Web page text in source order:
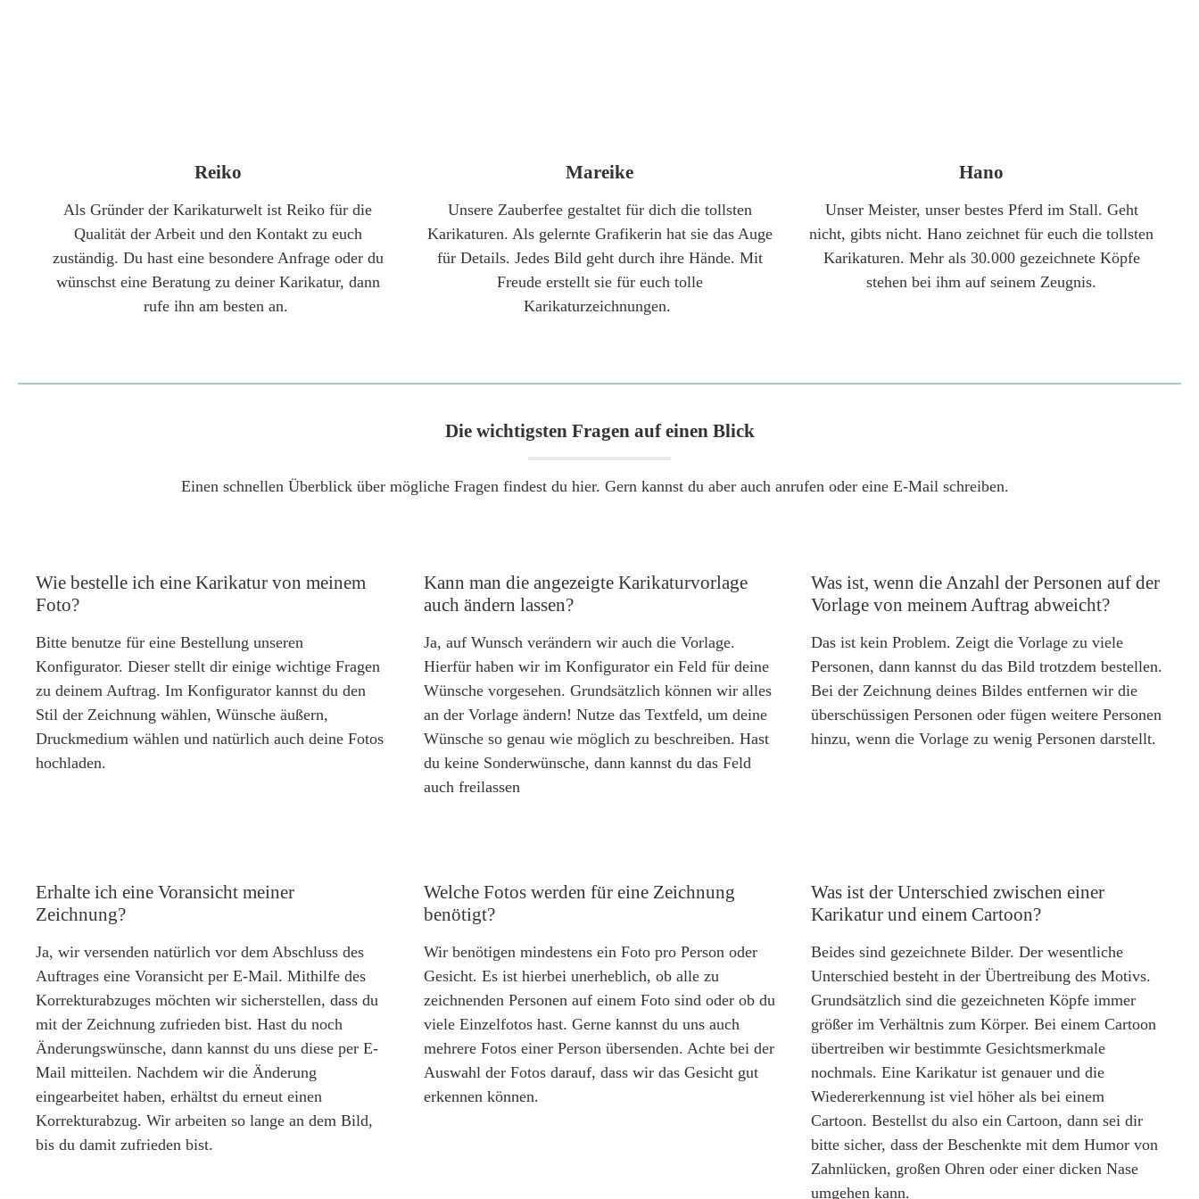
Reiko
Als Gründer der Karikaturwelt ist Reiko für die
Qualität der Arbeit und den Kontakt zu euch
zuständig. Du hast eine besondere Anfrage oder du
wünschst eine Beratung zu deiner Karikatur, dann
rufe ihn am besten an.
Mareike
Unsere Zauberfee gestaltet für dich die tollsten
Karikaturen. Als gelernte Grafikerin hat sie das Auge
für Details. Jedes Bild geht durch ihre Hände. Mit
Freude erstellt sie für euch tolle
Karikaturzeichnungen.
Hano
Unser Meister, unser bestes Pferd im Stall. Geht
nicht, gibts nicht. Hano zeichnet für euch die tollsten
Karikaturen. Mehr als 30.000 gezeichnete Köpfe
stehen bei ihm auf seinem Zeugnis.
Die wichtigsten Fragen auf einen Blick
Einen schnellen Überblick über mögliche Fragen findest du hier. Gern kannst du aber auch anrufen oder eine E-Mail schreiben.
Wie bestelle ich eine Karikatur von meinem
Foto?
Bitte benutze für eine Bestellung unseren
Konfigurator. Dieser stellt dir einige wichtige Fragen
zu deinem Auftrag. Im Konfigurator kannst du den
Stil der Zeichnung wählen, Wünsche äußern,
Druckmedium wählen und natürlich auch deine Fotos
hochladen.
Kann man die angezeigte Karikaturvorlage
auch ändern lassen?
Ja, auf Wunsch verändern wir auch die Vorlage.
Hierfür haben wir im Konfigurator ein Feld für deine
Wünsche vorgesehen. Grundsätzlich können wir alles
an der Vorlage ändern! Nutze das Textfeld, um deine
Wünsche so genau wie möglich zu beschreiben. Hast
du keine Sonderwünsche, dann kannst du das Feld
auch freilassen
Was ist, wenn die Anzahl der Personen auf der
Vorlage von meinem Auftrag abweicht?
Das ist kein Problem. Zeigt die Vorlage zu viele
Personen, dann kannst du das Bild trotzdem bestellen.
Bei der Zeichnung deines Bildes entfernen wir die
überschüssigen Personen oder fügen weitere Personen
hinzu, wenn die Vorlage zu wenig Personen darstellt.
Erhalte ich eine Voransicht meiner
Zeichnung?
Ja, wir versenden natürlich vor dem Abschluss des
Auftrages eine Voransicht per E-Mail. Mithilfe des
Korrekturabzuges möchten wir sicherstellen, dass du
mit der Zeichnung zufrieden bist. Hast du noch
Änderungswünsche, dann kannst du uns diese per E-
Mail mitteilen. Nachdem wir die Änderung
eingearbeitet haben, erhältst du erneut einen
Korrekturabzug. Wir arbeiten so lange an dem Bild,
bis du damit zufrieden bist.
Welche Fotos werden für eine Zeichnung
benötigt?
Wir benötigen mindestens ein Foto pro Person oder
Gesicht. Es ist hierbei unerheblich, ob alle zu
zeichnenden Personen auf einem Foto sind oder ob du
viele Einzelfotos hast. Gerne kannst du uns auch
mehrere Fotos einer Person übersenden. Achte bei der
Auswahl der Fotos darauf, dass wir das Gesicht gut
erkennen können.
Was ist der Unterschied zwischen einer
Karikatur und einem Cartoon?
Beides sind gezeichnete Bilder. Der wesentliche
Unterschied besteht in der Übertreibung des Motivs.
Grundsätzlich sind die gezeichneten Köpfe immer
größer im Verhältnis zum Körper. Bei einem Cartoon
übertreiben wir bestimmte Gesichtsmerkmale
nochmals. Eine Karikatur ist genauer und die
Wiedererkennung ist viel höher als bei einem
Cartoon. Bestellst du also ein Cartoon, dann sei dir
bitte sicher, dass der Beschenkte mit dem Humor von
Zahnlücken, großen Ohren oder einer dicken Nase
umgehen kann.